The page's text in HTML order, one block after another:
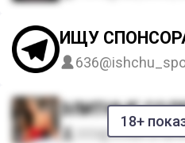
ИЩУ
636
18+
ЭЛИТНЫЕ
333